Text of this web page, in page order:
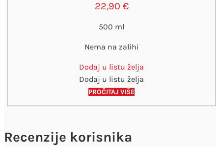
22,90 €
500 ml
Nema na zalihi
Dodaj u listu želja
Dodaj u listu želja
PROČITAJ VIŠE
Recenzije korisnika